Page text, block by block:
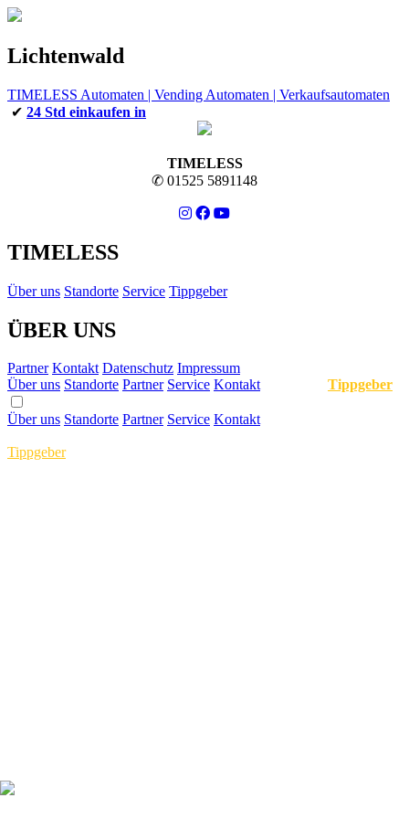
Lichtenwald
TIMELESS Automaten | Vending Automaten | Verkaufsautomaten
✔ 24 Std einkaufen in
TIMELESS
✆ 01525 5891148
TIMELESS
Über uns Standorte Service Tippgeber
ÜBER UNS
Partner Kontakt Datenschutz Impressum
Über uns Standorte Partner Service Kontakt Tippgeber
Über uns Standorte Partner Service Kontakt
Tippgeber